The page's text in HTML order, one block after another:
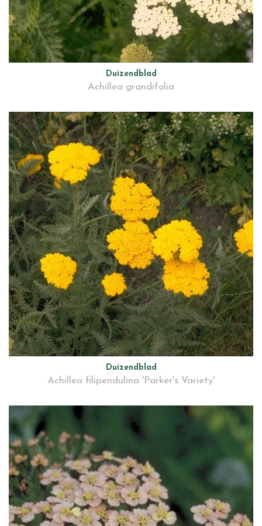
Duizendblad
Achillea grandifolia
Duizendblad
Achillea filipendulina 'Parker's Variety'